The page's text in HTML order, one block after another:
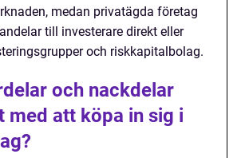
medan privatägda företag
till investerare direkt eller
och riskkapitalbolag.
och nackdelar
med att köpa in sig i